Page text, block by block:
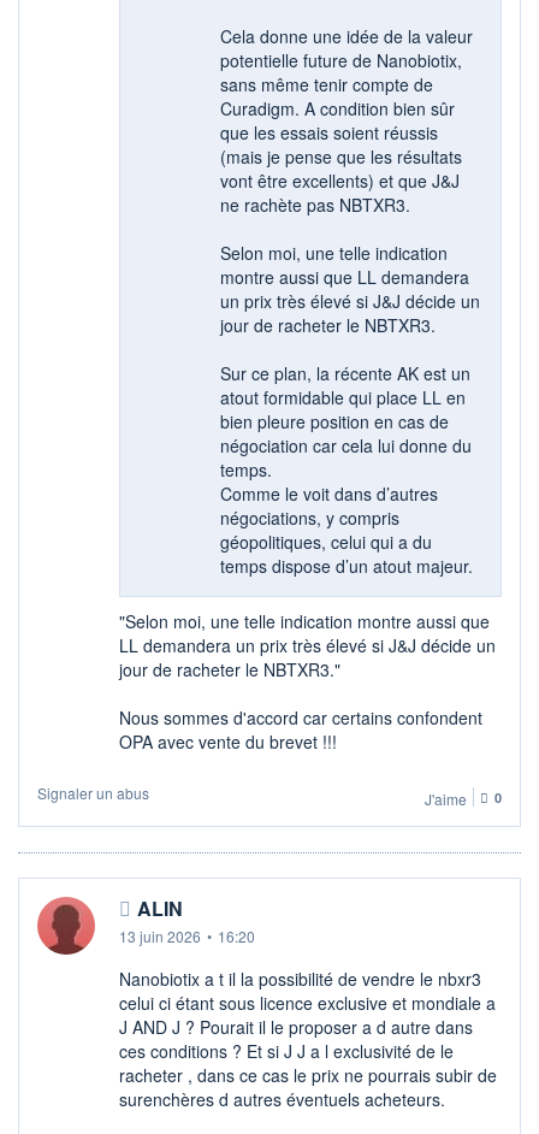
Cela donne une idée de la valeur
potentielle future de Nanobiotix,
sans même tenir compte de
Curadigm. A condition bien sûr
que les essais soient réussis
(mais je pense que les résultats
vont être excellents) et que J&J
ne rachète pas NBTXR3.
Selon moi, une telle indication
montre aussi que LL demandera
un prix très élevé si J&J décide un
jour de racheter le NBTXR3.
Sur ce plan, la récente AK est un
atout formidable qui place LL en
bien pleure position en cas de
négociation car cela lui donne du
temps.
Comme le voit dans d’autres
négociations, y compris
géopolitiques, celui qui a du
temps dispose d’un atout majeur.
"Selon moi, une telle indication montre aussi que
LL demandera un prix très élevé si J&J décide un
jour de racheter le NBTXR3."
Nous sommes d'accord car certains confondent
OPA avec vente du brevet !!!
Signaler un abus J'aime 0
ALIN
13 juin 2026 • 16:20
Nanobiotix a t il la possibilité de vendre le nbxr3
celui ci étant sous licence exclusive et mondiale a
J AND J ? Pourait il le proposer a d autre dans
ces conditions ? Et si J J a l exclusivité de le
racheter , dans ce cas le prix ne pourrais subir de
surenchères d autres éventuels acheteurs.